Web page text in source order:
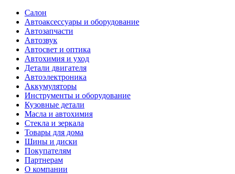
Салон
Автоаксессуары и оборудование
Автозапчасти
Автозвук
Автосвет и оптика
Автохимия и уход
Детали двигателя
Автоэлектроника
Аккумуляторы
Инструменты и оборудование
Кузовные детали
Масла и автохимия
Стекла и зеркала
Товары для дома
Шины и диски
Покупателям
Партнерам
О компании